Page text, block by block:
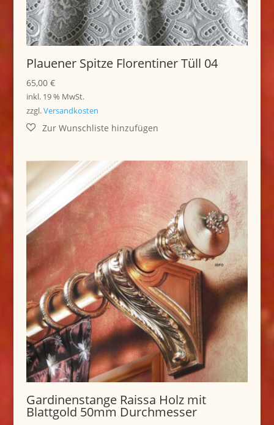
Plauener Spitze Florentiner Tüll 04
65,00 €
inkl. 19 % MwSt.
zzgl.Versandkosten
Gardinenstange Raissa Holz mit
Blattgold 50mm Durchmesser